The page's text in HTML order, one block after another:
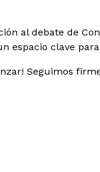
al debate de
espacio clave
Seguimos